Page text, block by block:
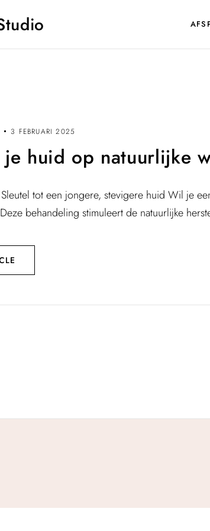
3 FEBRUARI 2025
huid op natuurlijke
tot een jongere, stevigere huid Wil je
behandeling stimuleert de natuurlijke